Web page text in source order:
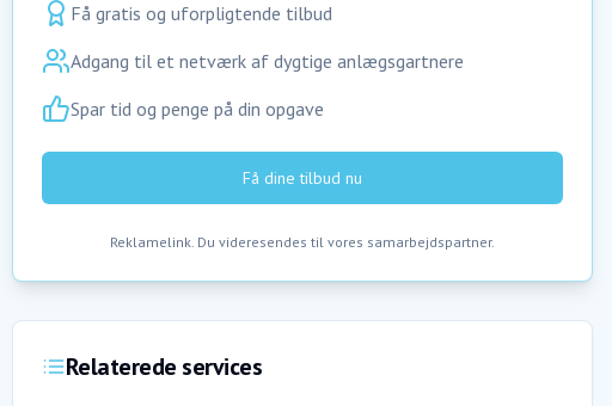
Få gratis og uforpligtende tilbud
Adgang til et netværk af dygtige anlægsgartnere
Spar tid og penge på din opgave
Få dine tilbud nu
Reklamelink. Du videresendes til vores samarbejdspartner.
Relaterede services